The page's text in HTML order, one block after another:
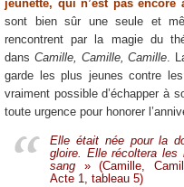
jeunette, qui n’est pas encore
sont bien sûr une seule et
rencontrent par la magie du
dans Camille, Camille, Camille.
garde les plus jeunes contre
vraiment possible d’échapper à
toute urgence pour honorer
Elle était née pour la
gloire. Elle récoltera les
sang » (Camille,
Acte 1, tableau 5)